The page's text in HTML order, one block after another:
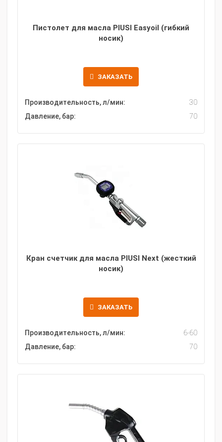
Пистолет для масла PIUSI Easyoil (гибкий
носик)
ЗАКАЗАТЬ
Производительность, л/мин:
30
Давление, бар:
70
Кран счетчик для масла PIUSI Next (жесткий
носик)
ЗАКАЗАТЬ
Производительность, л/мин:
6-60
Давление, бар:
70